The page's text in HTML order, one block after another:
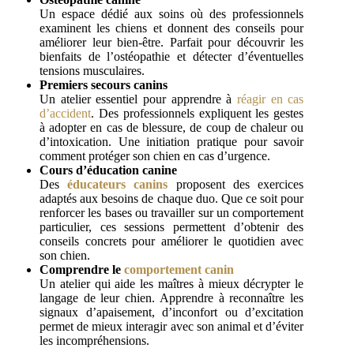
Un espace dédié aux soins où des professionnels
examinent les chiens et donnent des conseils pour
améliorer leur bien-être. Parfait pour découvrir les
bienfaits de l’ostéopathie et détecter d’éventuelles
tensions musculaires.
Premiers secours canins
Un atelier essentiel pour apprendre à réagir en cas
d’accident. Des professionnels expliquent les gestes
à adopter en cas de blessure, de coup de chaleur ou
d’intoxication. Une initiation pratique pour savoir
comment protéger son chien en cas d’urgence.
Cours d’éducation canine
Deséducateurs canins proposent des exercices
adaptés aux besoins de chaque duo. Que ce soit pour
renforcer les bases ou travailler sur un comportement
particulier, ces sessions permettent d’obtenir des
conseils concrets pour améliorer le quotidien avec
son chien.
Comprendre le comportement canin
Un atelier qui aide les maîtres à mieux décrypter le
langage de leur chien. Apprendre à reconnaître les
signaux d’apaisement, d’inconfort ou d’excitation
permet de mieux interagir avec son animal et d’éviter
les incompréhensions.